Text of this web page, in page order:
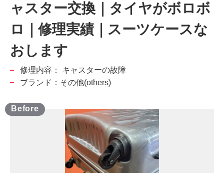
ャスター交換｜タイヤがボロボ
ロ｜修理実績｜スーツケースな
おします
修理内容：
キャスターの故障
ブランド：その他(others)